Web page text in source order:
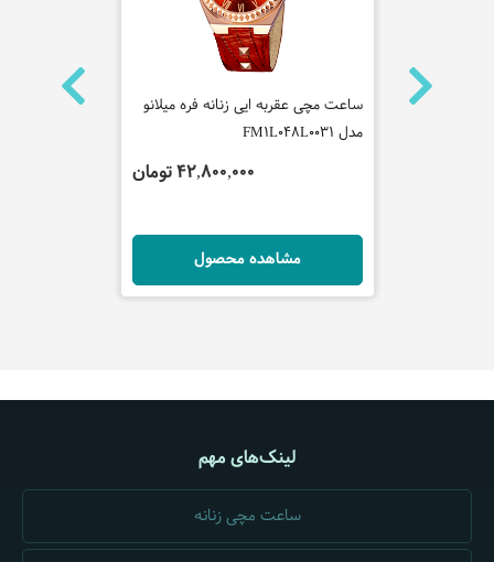
ساعت مچی
ساعت مچی عقربه ایی زنانه فره میلانو
مدل FM1L048L0031
42,800,000 تومان
مشاهده محصول
لینک‌های مهم
ساعت مچی زنانه